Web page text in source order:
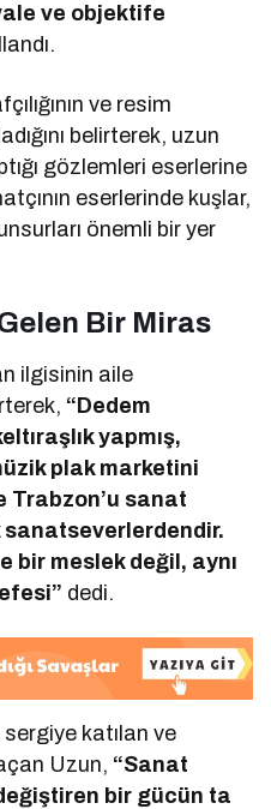
ve objektife
ve resim
belirterek, uzun
gözlemleri eserlerine
eserlerinde kuşlar,
önemli bir yer
Bir Miras
ilgisinin aile
“Dedem
yapmış,
plak marketini
Trabzon’u sanat
sanatseverlerdendir.
bir meslek değil, aynı
dedi.
katılan ve
Uzun, “Sanat
bir gücün ta